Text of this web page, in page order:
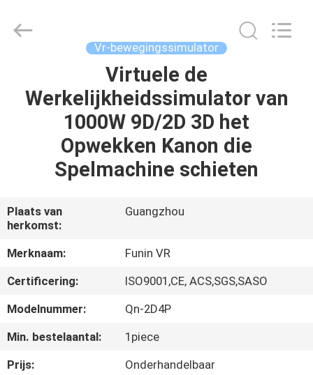
PRODUCTEN
OVER
ONS
FABRIEKSRONDLEIDING
KWALITEITSCONTROLE
Co.,Ltd.
Vr-bewegingssimulator
Virtuele de
Werkelijkheidssimulator van
1000W 9D/2D 3D het
Opwekken Kanon die
Spelmachine schieten
Plaats van
herkomst:
Guangzhou
Merknaam:
Funin VR
Certificering:
ISO9001,CE, ACS,SGS,SASO
Modelnummer:
Qn-2D4P
Min. bestelaantal:
1piece
Prijs:
Onderhandelbaar